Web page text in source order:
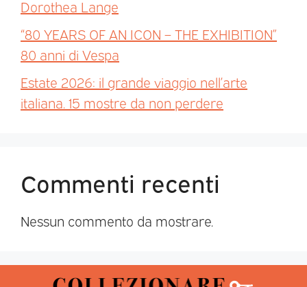
Dorothea Lange
“80 YEARS OF AN ICON – THE EXHIBITION”
80 anni di Vespa
Estate 2026: il grande viaggio nell’arte
italiana. 15 mostre da non perdere
Commenti recenti
Nessun commento da mostrare.